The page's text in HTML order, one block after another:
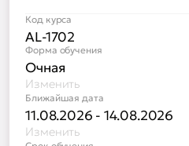
Код курса
AL-1702
Форма обучения
Очная
Изменить
Ближайшая дата
11.08.2026 - 14.08.2026
Изменить